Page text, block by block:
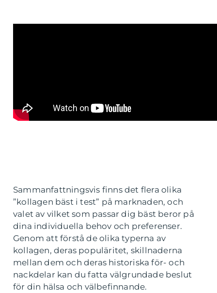
Sammanfattningsvis finns det flera olika
”kollagen bäst i test” på marknaden, och
valet av vilket som passar dig bäst beror på
dina individuella behov och preferenser.
Genom att förstå de olika typerna av
kollagen, deras populäritet, skillnaderna
mellan dem och deras historiska för- och
nackdelar kan du fatta välgrundade beslut
för din hälsa och välbefinnande.